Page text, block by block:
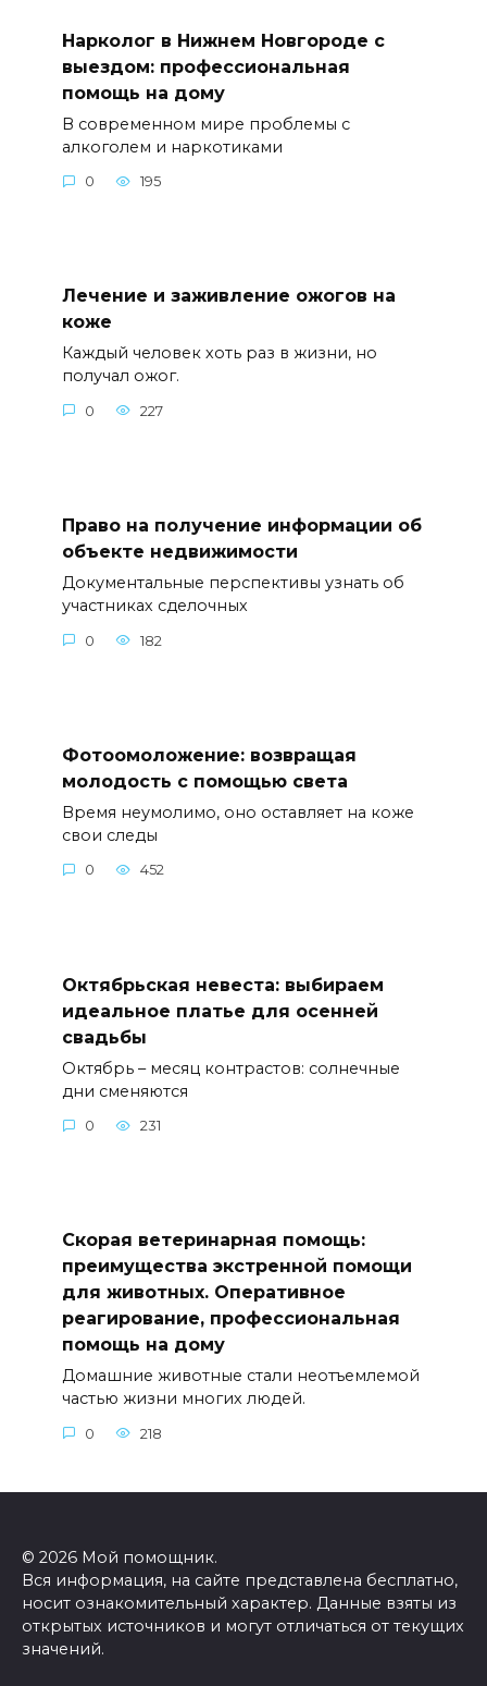
Нарколог в Нижнем Новгороде с
выездом: профессиональная
помощь на дому
В современном мире проблемы с
алкоголем и наркотиками
0 195
Лечение и заживление ожогов на
коже
Каждый человек хоть раз в жизни, но
получал ожог.
0 227
Право на получение информации об
объекте недвижимости
Документальные перспективы узнать об
участниках сделочных
0 182
Фотоомоложение: возвращая
молодость с помощью света
Время неумолимо, оно оставляет на коже
свои следы
0 452
Октябрьская невеста: выбираем
идеальное платье для осенней
свадьбы
Октябрь – месяц контрастов: солнечные
дни сменяются
0 231
Скорая ветеринарная помощь:
преимущества экстренной помощи
для животных. Оперативное
реагирование, профессиональная
помощь на дому
Домашние животные стали неотъемлемой
частью жизни многих людей.
0 218
© 2026 Мой помощник.
Вся информация, на сайте представлена бесплатно,
носит ознакомительный характер. Данные взяты из
открытых источников и могут отличаться от текущих
значений.